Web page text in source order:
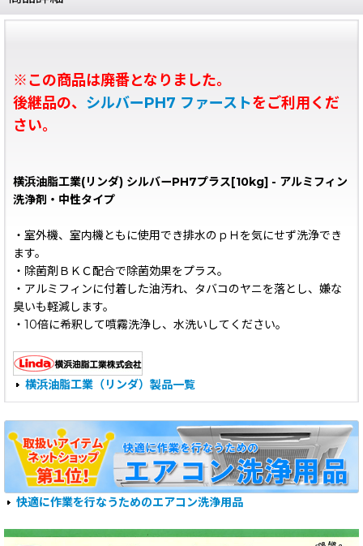
※この商品は廃番となりました。
後継品の、 シルバーPH7 ファーストをご利用くだ
さい。
横浜油脂工業(リンダ) シルバーPH7プラス[10kg] - アルミフィン
洗浄剤・中性タイプ
・室外機、室内機ともに使用でき排水のｐＨを気にせず洗浄でき
ます。
・除菌剤ＢＫＣ配合で除菌効果をプラス。
・アルミフィンに付着した油汚れ、タバコのヤニを落とし、嫌な
臭いも軽減します。
・10倍に希釈して噴霧洗浄し、水洗いしてください。
横浜油脂工業（リンダ）製品一覧
快適に作業を行なうためのエアコン洗浄用品